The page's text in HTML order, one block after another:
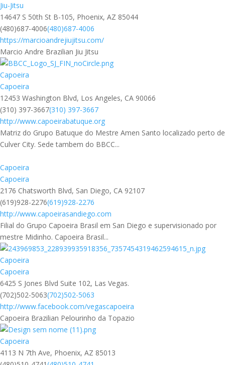
Jiu-Jitsu
14647 S 50th St B-105, Phoenix, AZ 85044
(480)687-4006(480)687-4006
https://marcioandrejiujitsu.com/
Marcio Andre Brazilian Jiu Jitsu
Capoeira
Capoeira
12453 Washington Blvd, Los Angeles, CA 90066
(310) 397-3667(310) 397-3667
http://www.capoeirabatuque.org
Matriz do Grupo Batuque do Mestre Amen Santo localizado perto de
Culver City. Sede tambem do BBCC...
Capoeira
Capoeira
2176 Chatsworth Blvd, San Diego, CA 92107
(619)928-2276(619)928-2276
http://www.capoeirasandiego.com
Filial do Grupo Capoeira Brasil em San Diego e supervisionado por
mestre Midinho. Capoeira Brasil...
Capoeira
Capoeira
6425 S Jones Blvd Suite 102, Las Vegas.
(702)502-5063(702)502-5063
http://www.facebook.com/vegascapoeira
Capoeira Brazilian Pelourinho da Topazio
Capoeira
4113 N 7th Ave, Phoenix, AZ 85013